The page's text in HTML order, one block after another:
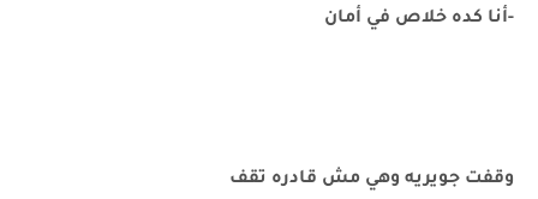
-أنا كده خلاص في أمان
وقفت جويريه وهي مش قادره تقف